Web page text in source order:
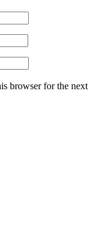
browser for the next